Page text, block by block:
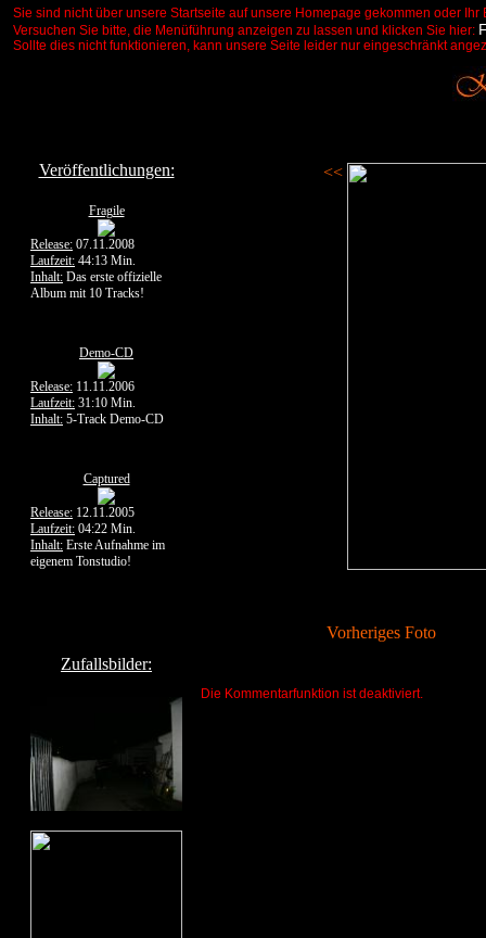
Sie sind nicht über unsere Startseite auf unsere Homepage gekommen oder
Versuchen Sie bitte, die Menüführung anzeigen zu lassen und klicken Sie hier:
Sollte dies nicht funktionieren, kann unsere Seite leider nur eingeschränkt
Veröffentlichungen:
Fragile
Release: 07.11.2008
Laufzeit: 44:13 Min.
Inhalt: Das erste offizielle
Album mit 10 Tracks!
Demo-CD
Release: 11.11.2006
Laufzeit: 31:10 Min.
Inhalt: 5-Track Demo-CD
Captured
Release: 12.11.2005
Laufzeit: 04:22 Min.
Inhalt: Erste Aufnahme im
eigenem Tonstudio!
Zufallsbilder:
<<
Vorheriges Foto
Die Kommentarfunktion ist deaktiviert.